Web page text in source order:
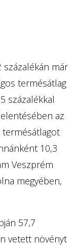
már
termésátlag
százalékkal
az
termésátlagot
10,3
Veszprém
megyében,
57,7
vetett növényt